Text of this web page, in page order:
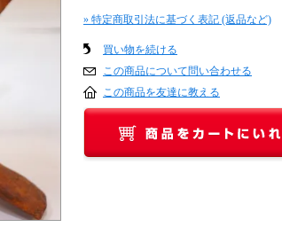
» 特定商取引法に基づく表記 (返品など)
買い物を続ける
この商品について問い合わせる
この商品を友達に教える